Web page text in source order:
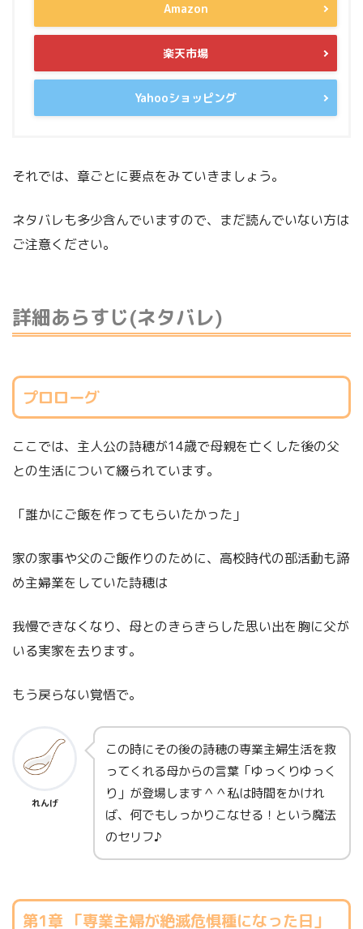
Amazon
楽天市場
Yahooショッピング
それでは、章ごとに要点をみていきましょう。
ネタバレも多少含んでいますので、まだ読んでいない方は
ご注意ください。
詳細あらすじ(ネタバレ)
プロローグ
ここでは、主人公の詩穂が14歳で母親を亡くした後の父
との生活について綴られています。
「誰かにご飯を作ってもらいたかった」
家の家事や父のご飯作りのために、高校時代の部活動も諦
め主婦業をしていた詩穂は
我慢できなくなり、母とのきらきらした思い出を胸に父が
いる実家を去ります。
もう戻らない覚悟で。
れんげ
この時にその後の詩穂の専業主婦生活を救
ってくれる母からの言葉「ゆっくりゆっく
り」が登場します＾＾私は時間をかけれ
ば、何でもしっかりこなせる！という魔法
のセリフ♪
第1章 「専業主婦が絶滅危惧種になった日」